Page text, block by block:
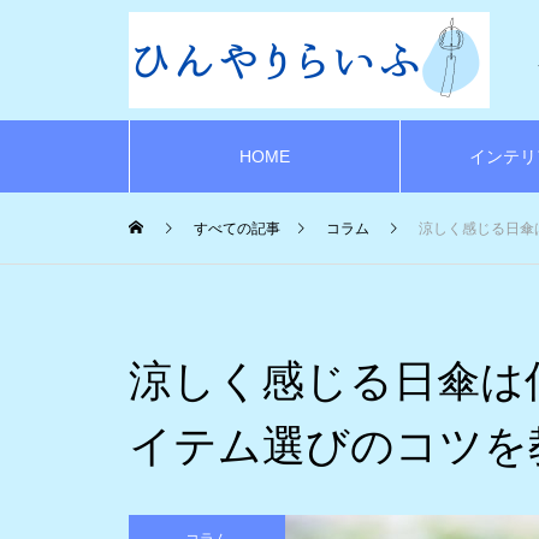
HOME インテ
すべての記事 コラム 涼しく感じる日
涼しく感じる日傘
イテム選びのコツ